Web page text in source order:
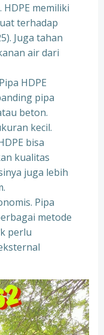
memiliki
terhadap
Juga tahan
air dari
HDPE
pipa
beton.
kecil.
bisa
kualitas
juga lebih
Pipa
metode
perlu